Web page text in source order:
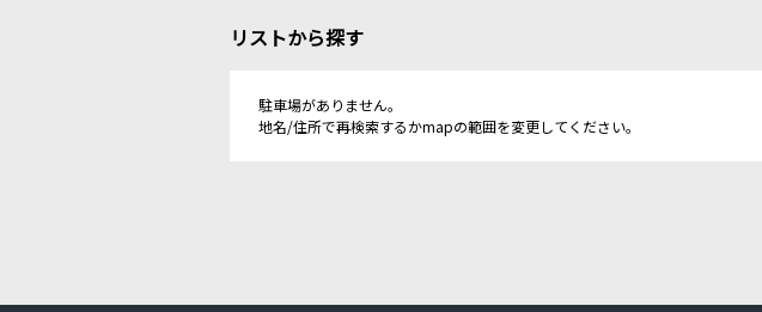
リストから探す
駐車場がありません。
地名/住所で再検索するかmapの範囲を変更してください。